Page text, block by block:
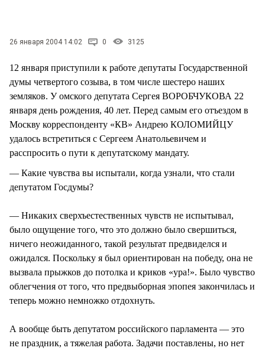
26 января 2004 14:02 0 3125
12 января приступили к работе депутаты Государственной
думы четвертого созыва, в том числе шестеро наших
земляков. У омского депутата Сергея ВОРОБЧУКОВА 22
января день рождения, 40 лет. Перед самым его отъездом в
Москву корреспонденту «КВ» Андрею КОЛОМИЙЦУ
удалось встретиться с Сергеем Анатольевичем и
расспросить о пути к депутатскому мандату.
— Какие чувства вы испытали, когда узнали, что стали
депутатом Госдумы?
— Никаких сверхъестественных чувств не испытывал,
было ощущение того, что это должно было свершиться,
ничего неожиданного, такой результат предвиделся и
ожидался. Поскольку я был ориентирован на победу, она не
вызвала прыжков до потолка и криков «ура!». Было чувство
облегчения от того, что предвыборная эпопея закончилась и
теперь можно немножко отдохнуть.
А вообще быть депутатом российского парламента — это
не праздник, а тяжелая работа. Задачи поставлены, но нет